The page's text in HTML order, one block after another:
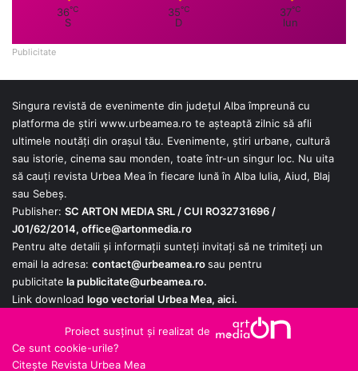
36℃
S
35℃
D
37℃
lun
Publicitate
Singura revistă de evenimente din județul Alba împreună cu
platforma de știri www.urbeamea.ro te așteaptă zilnic să afli
ultimele noutăți din orașul tău. Evenimente, știri urbane, cultură
sau istorie, cinema sau monden, toate într-un singur loc. Nu uita
să cauți revista Urbea Mea în fiecare lună în Alba Iulia, Aiud, Blaj
sau Sebeș.
Publisher: SC ARTON MEDIA SRL / CUI RO32731696 /
J01/62/2014, office@artonmedia.ro
Pentru alte detalii și informații sunteți invitați să ne trimiteți un
email la adresa: contact@urbeamea.rosau pentru
publicitate lapublicitate@urbeamea.ro.
Link download logo vectorial Urbea Mea, aici.
Proiect susținut și realizat de
Ce sunt cookie-urile?
Citește Revista Urbea Mea